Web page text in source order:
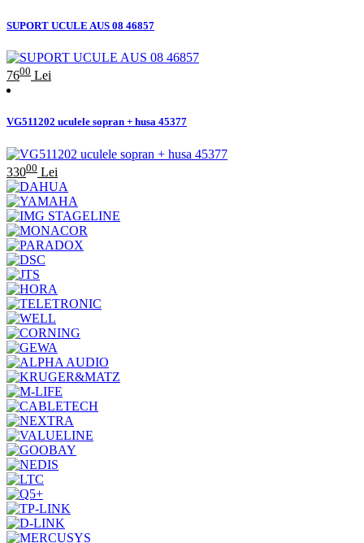
SUPORT UCULE AUS 08 46857
7600 Lei
VG511202 uculele sopran + husa 45377
33000 Lei